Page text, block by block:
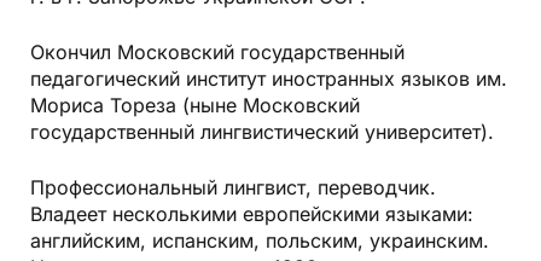
Окончил Московский государственный
педагогический институт иностранных языков им.
Мориса Тореза (ныне Московский
государственный лингвистический университет).
Профессиональный лингвист, переводчик.
Владеет несколькими европейскими языками:
английским, испанским, польским, украинским.